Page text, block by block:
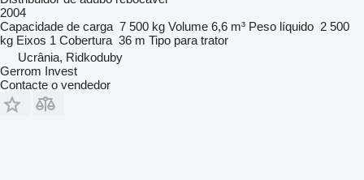
2004
Capacidade de carga 7 500 kg Volume 6,6 m³ Peso líquido 2 500
kg Eixos 1 Cobertura 36 m Tipo para trator
Ucrânia, Ridkoduby
Gerrom Invest
Contacte o vendedor